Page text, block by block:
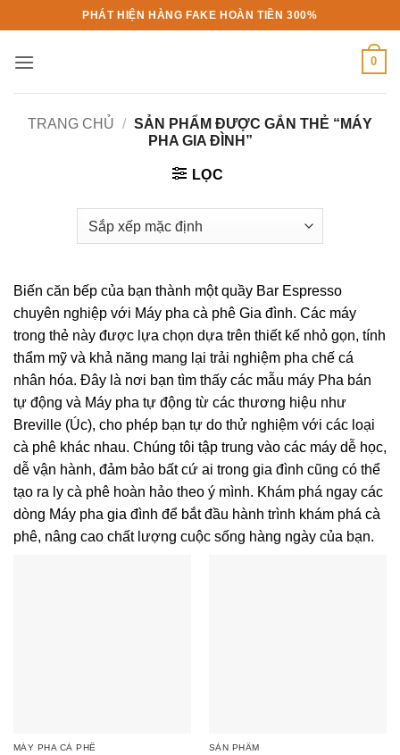
qua
nội
PHÁT HIỆN HÀNG FAKE HOÀN TIỀN 300%
0
TRANG CHỦ / SẢN PHẨM ĐƯỢC GẮN THẺ “MÁY
PHA GIA ĐÌNH”
LỌC
Biến căn bếp của bạn thành một quầy Bar Espresso
chuyên nghiệp với Máy pha cà phê Gia đình. Các máy
trong thẻ này được lựa chọn dựa trên thiết kế nhỏ gọn, tính
thẩm mỹ và khả năng mang lại trải nghiệm pha chế cá
nhân hóa. Đây là nơi bạn tìm thấy các mẫu máy Pha bán
tự động và Máy pha tự động từ các thương hiệu như
Breville (Úc), cho phép bạn tự do thử nghiệm với các loại
cà phê khác nhau. Chúng tôi tập trung vào các máy dễ học,
dễ vận hành, đảm bảo bất cứ ai trong gia đình cũng có thể
tạo ra ly cà phê hoàn hảo theo ý mình. Khám phá ngay các
dòng Máy pha gia đình để bắt đầu hành trình khám phá cà
phê, nâng cao chất lượng cuộc sống hàng ngày của bạn.
MÁY PHA CÀ PHÊ SẢN PHẨM